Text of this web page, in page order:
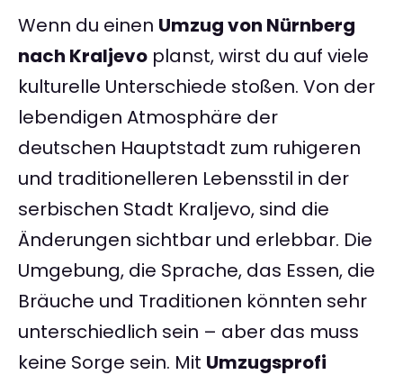
Wenn du einen Umzug von Nürnberg
nach Kraljevo planst, wirst du auf viele
kulturelle Unterschiede stoßen. Von der
lebendigen Atmosphäre der
deutschen Hauptstadt zum ruhigeren
und traditionelleren Lebensstil in der
serbischen Stadt Kraljevo, sind die
Änderungen sichtbar und erlebbar. Die
Umgebung, die Sprache, das Essen, die
Bräuche und Traditionen könnten sehr
unterschiedlich sein – aber das muss
keine Sorge sein. Mit Umzugsprofi